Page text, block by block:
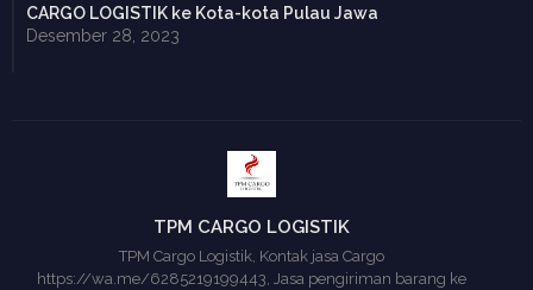
CARGO LOGISTIK ke Kota-kota Pulau Jawa
Desember 28, 2023
TPM CARGO LOGISTIK
TPM Cargo Logistik, Kontak jasa Cargo
https://wa.me/6285219199443, Jasa pengiriman barang ke